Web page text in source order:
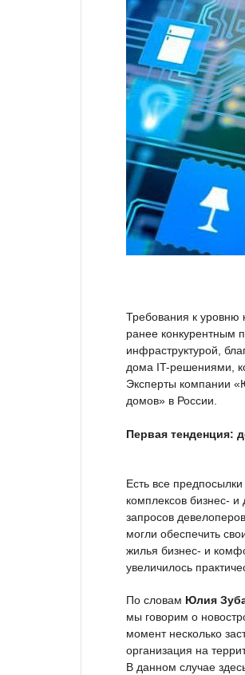
Требования к уровню
ранее конкурентным
инфраструктурой,
дома IT-решениями,
Эксперты компании
домов» в России.
Первая тенденция:
Есть все
комплексов бизнес-
запросов
могли обеспечить
жилья бизнес- и
увеличилось
По словам Юлия
мы говорим о
момент несколько
организация на
В данном случае